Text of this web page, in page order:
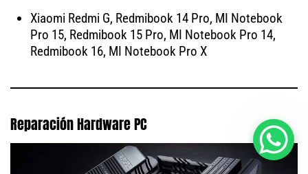
Xiaomi Redmi G, Redmibook 14 Pro, MI Notebook
Pro 15, Redmibook 15 Pro, MI Notebook Pro 14,
Redmibook 16, MI Notebook Pro X
Reparación Hardware PC